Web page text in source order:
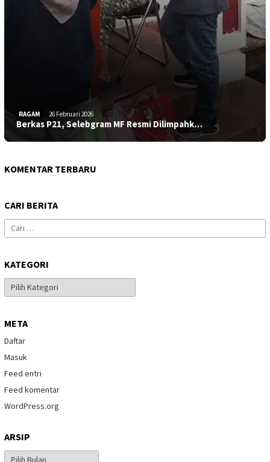
RAGAM 26 Februari 2026
Berkas P21, Selebgram MF Resmi Dilimpahk…
KOMENTAR TERBARU
CARI BERITA
Cari
untuk:
KATEGORI
Kategori
META
Daftar
Masuk
Feed entri
Feed komentar
WordPress.org
ARSIP
Arsip